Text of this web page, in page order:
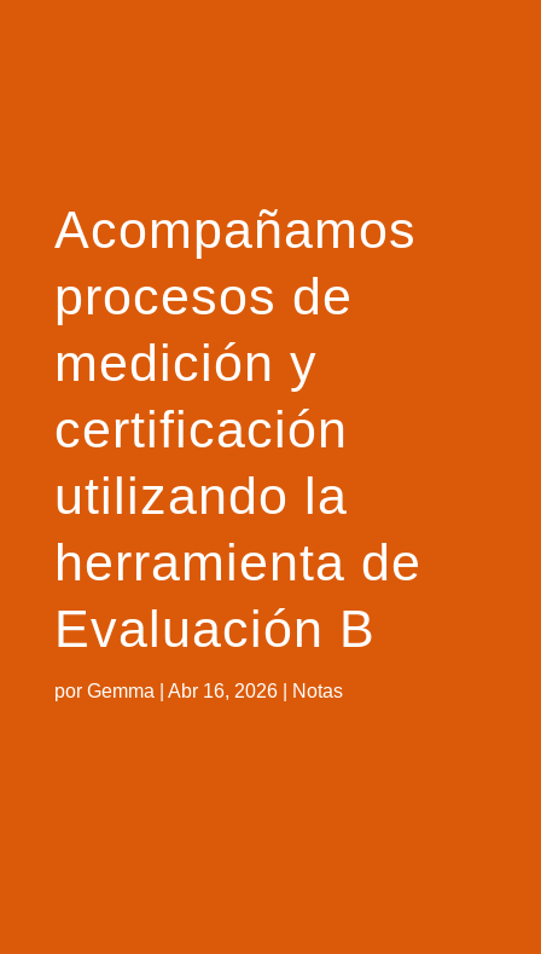
Acompañamos
procesos de
medición y
certificación
utilizando la
herramienta de
Evaluación B
por Gemma Abr 16, 2026| Notas